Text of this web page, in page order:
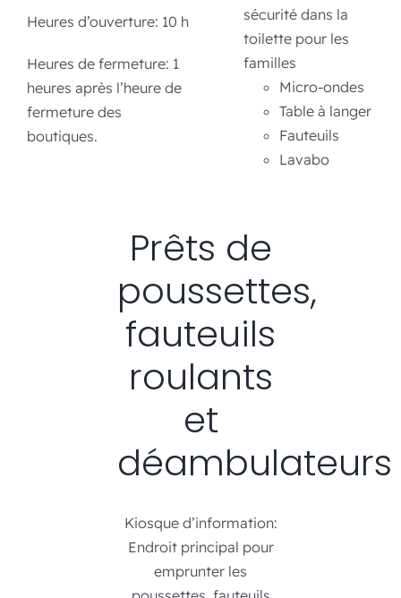
Heures d’ouverture: 10 h
Heures de fermeture: 1
heures après l’heure de
fermeture des
boutiques.
sécurité dans la
toilette pour les
familles
Micro-ondes
Table à langer
Fauteuils
Lavabo
Prêts de
poussettes,
fauteuils
roulants
et
déambulateurs
Kiosque d’information:
Endroit principal pour
emprunter les